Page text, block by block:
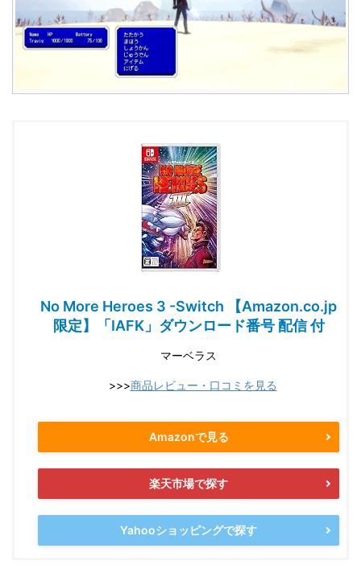
No More Heroes 3 -Switch 【Amazon.co.jp
限定】「IAFK」ダウンロード番号 配信 付
マーベラス
>>>商品レビュー・口コミを見る
Amazonで見る
楽天市場で探す
Yahooショッピングで探す